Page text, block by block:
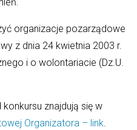
organizacje pozarządowe
z dnia 24 kwietnia 2003 r.
i o wolontariacie (Dz.U.
znajdują się w
Organizatora – link.